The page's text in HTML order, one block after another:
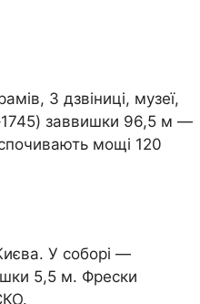
3 дзвіниці, музеї,
заввишки 96,5 м —
мощі 120
У соборі —
5,5 м. Фрески